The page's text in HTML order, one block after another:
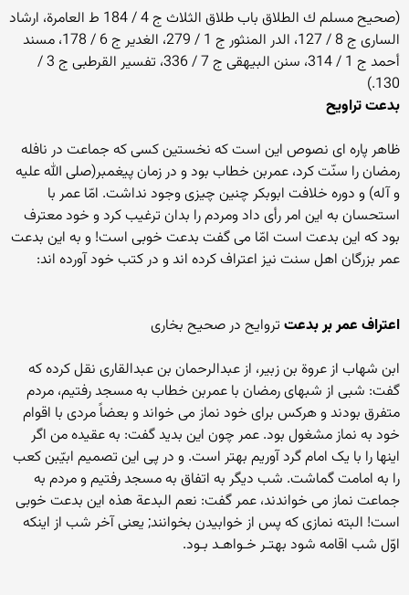
(صحيح مسلم ك الطلاق باب طلاق الثلاث ج 4 / 184 ط العامرة، ارشاد
السارى ج 8 / 127، الدر المنثور ج 1 / 279، الغدير ج 6 / 178، مسند
أحمد ج 1 / 314، سنن البيهقى ج 7 / 336، تفسير القرطبى ج 3 /
130.)
بدعت تراویح
ظاهر پاره ای نصوص این است که نخستین کسی که جماعت در نافله
رمضان را سنّت کرد، عمربن خطاب بود و در زمان پیغمبر(صلی الله علیه
و آله) و دوره خلافت ابوبکر چنین چیزی وجود نداشت. امّا عمر با
استحسان به این امر رأی داد ومردم را بدان ترغیب کرد و خود معترف
بود که این بدعت است امّا می گفت بدعت خوبی است! و به این بدعت
عمر بزرگان اهل سنت نيز اعتراف کرده اند و در کتب خود آورده اند:
اعتراف عمر بر بدعت تروایح در صحیح بخاری
ابن شهاب از عروة بن زبیر، از عبدالرحمان بن عبدالقاری نقل کرده که
گفت: شبی از شبهای رمضان با عمربن خطاب به مسجد رفتیم، مردم
متفرق بودند و هرکس برای خود نماز می خواند و بعضاً مردی با اقوام
خود به نماز مشغول بود. عمر چون این بدید گفت: به عقیده من اگر
اینها را با یک امام گرد آوریم بهتر است. و در پی این تصمیم ابیّبن کعب
را به امامت گماشت. شب دیگر به اتفاق به مسجد رفتیم و مردم به
جماعت نماز می خواندند، عمر گفت: نعم البدعة هذه این بدعت خوبی
است! البته نمازی که پس از خوابیدن بخوانند; یعنی آخر شب از اینکه
اوّل شب اقامه شود بهتـر خـواهـد بـود.